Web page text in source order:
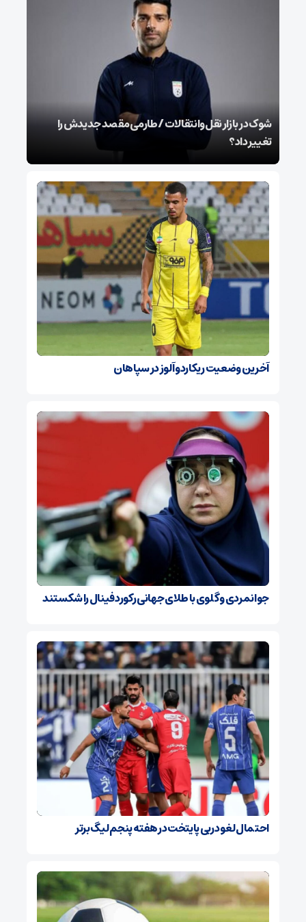
شوک در بازار نقل‌وانتقالات / طارمی مقصد جدیدش را
تغییر داد؟
آخرین وضعیت ریکاردو آلوز در سپاهان
جوانمردی و گلوی با طلای جهانی رکورد فینال را شکستند
احتمال لغو دربی پایتخت در هفته پنجم لیگ برتر